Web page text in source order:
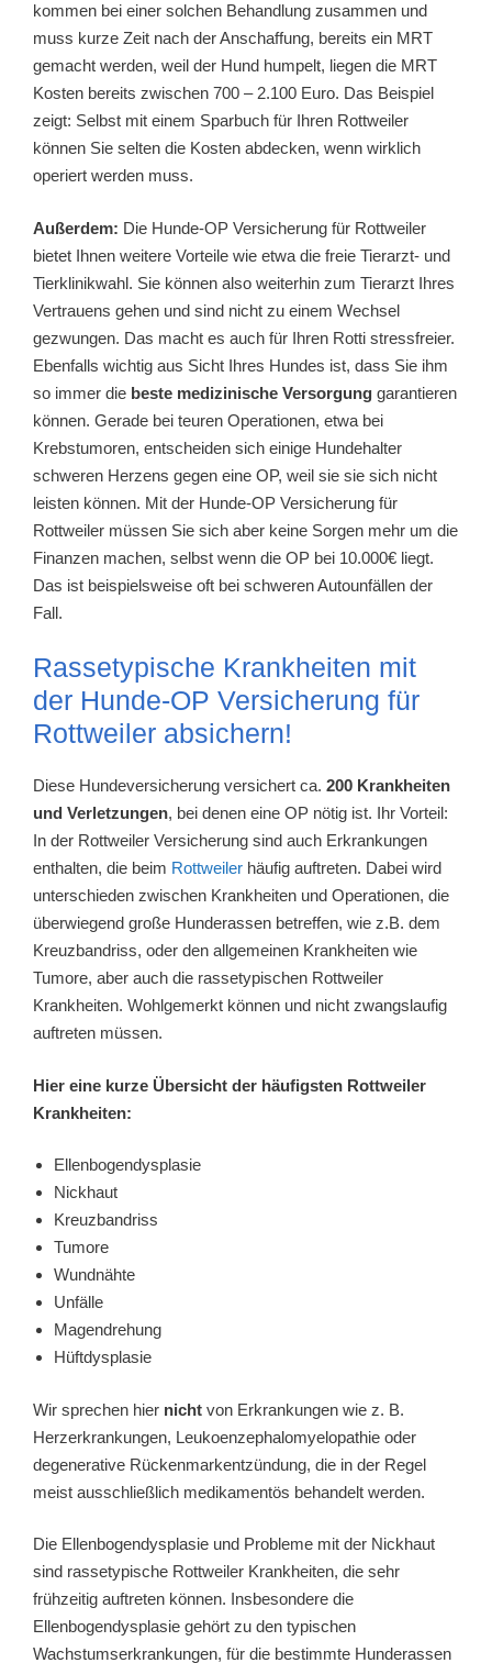
kommen bei einer solchen Behandlung zusammen und
muss kurze Zeit nach der Anschaffung, bereits ein MRT
gemacht werden, weil der Hund humpelt, liegen die MRT
Kosten bereits zwischen 700 – 2.100 Euro. Das Beispiel
zeigt: Selbst mit einem Sparbuch für Ihren Rottweiler
können Sie selten die Kosten abdecken, wenn wirklich
operiert werden muss.
Außerdem: Die Hunde-OP Versicherung für Rottweiler
bietet Ihnen weitere Vorteile wie etwa die freie Tierarzt- und
Tierklinikwahl. Sie können also weiterhin zum Tierarzt Ihres
Vertrauens gehen und sind nicht zu einem Wechsel
gezwungen. Das macht es auch für Ihren Rotti stressfreier.
Ebenfalls wichtig aus Sicht Ihres Hundes ist, dass Sie ihm
so immer die beste medizinische Versorgung garantieren
können. Gerade bei teuren Operationen, etwa bei
Krebstumoren, entscheiden sich einige Hundehalter
schweren Herzens gegen eine OP, weil sie sie sich nicht
leisten können. Mit der Hunde-OP Versicherung für
Rottweiler müssen Sie sich aber keine Sorgen mehr um die
Finanzen machen, selbst wenn die OP bei 10.000€ liegt.
Das ist beispielsweise oft bei schweren Autounfällen der
Fall.
Rassetypische Krankheiten mit
der Hunde-OP Versicherung für
Rottweiler absichern!
Diese Hundeversicherung versichert ca. 200 Krankheiten
und Verletzungen, bei denen eine OP nötig ist. Ihr Vorteil:
In der Rottweiler Versicherung sind auch Erkrankungen
enthalten, die beim Rottweiler häufig auftreten. Dabei wird
unterschieden zwischen Krankheiten und Operationen, die
überwiegend große Hunderassen betreffen, wie z.B. dem
Kreuzbandriss, oder den allgemeinen Krankheiten wie
Tumore, aber auch die rassetypischen Rottweiler
Krankheiten. Wohlgemerkt können und nicht zwangslaufig
auftreten müssen.
Hier eine kurze Übersicht der häufigsten Rottweiler
Krankheiten:
Ellenbogendysplasie
Nickhaut
Kreuzbandriss
Tumore
Wundnähte
Unfälle
Magendrehung
Hüftdysplasie
Wir sprechen hier nicht von Erkrankungen wie z. B.
Herzerkrankungen, Leukoenzephalomyelopathie oder
degenerative Rückenmarkentzündung, die in der Regel
meist ausschließlich medikamentös behandelt werden.
Die Ellenbogendysplasie und Probleme mit der Nickhaut
sind rassetypische Rottweiler Krankheiten, die sehr
frühzeitig auftreten können. Insbesondere die
Ellenbogendysplasie gehört zu den typischen
Wachstumserkrankungen, für die bestimmte Hunderassen